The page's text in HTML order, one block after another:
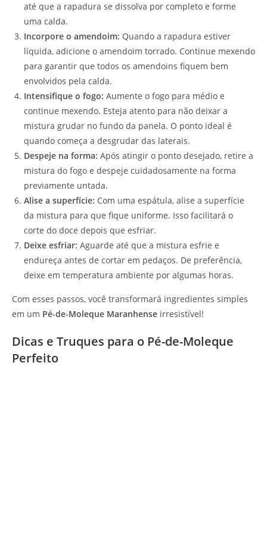
até que a rapadura se dissolva por completo e forme
uma calda.
Incorpore o amendoim: Quando a rapadura estiver
líquida, adicione o amendoim torrado. Continue mexendo
para garantir que todos os amendoins fiquem bem
envolvidos pela calda.
Intensifique o fogo: Aumente o fogo para médio e
continue mexendo. Esteja atento para não deixar a
mistura grudar no fundo da panela. O ponto ideal é
quando começa a desgrudar das laterais.
Despeje na forma: Após atingir o ponto desejado, retire a
mistura do fogo e despeje cuidadosamente na forma
previamente untada.
Alise a superfície: Com uma espátula, alise a superfície
da mistura para que fique uniforme. Isso facilitará o
corte do doce depois que esfriar.
Deixe esfriar: Aguarde até que a mistura esfrie e
endureça antes de cortar em pedaços. De preferência,
deixe em temperatura ambiente por algumas horas.
Com esses passos, você transformará ingredientes simples
em um Pé-de-Moleque Maranhense irresistível!
Dicas e Truques para o Pé-de-Moleque
Perfeito